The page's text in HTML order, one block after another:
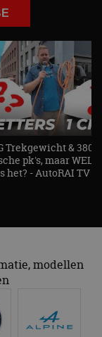
Trekgewicht & 380
pk's, maar
het? - AutoRAI TV
modellen